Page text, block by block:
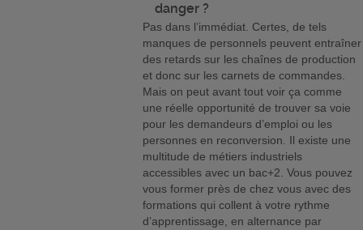
danger ?
Pas dans l’immédiat. Certes, de tels
manques de personnels peuvent entraîner
des retards sur les chaînes de production
et donc sur les carnets de commandes.
Mais on peut avant tout voir ça comme
une réelle opportunité de trouver sa voie
pour les demandeurs d’emploi ou les
personnes en reconversion. Il existe une
multitude de métiers industriels
accessibles avec un bac+2. Vous pouvez
vous former près de chez vous avec des
formations qui collent à votre rythme
d’apprentissage, en alternance par